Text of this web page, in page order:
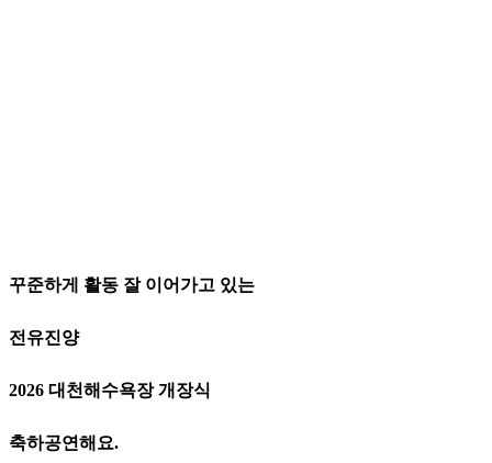
꾸준하게 활동 잘 이어가고 있는
전유진양
2026 대천해수욕장 개장식
축하공연해요.